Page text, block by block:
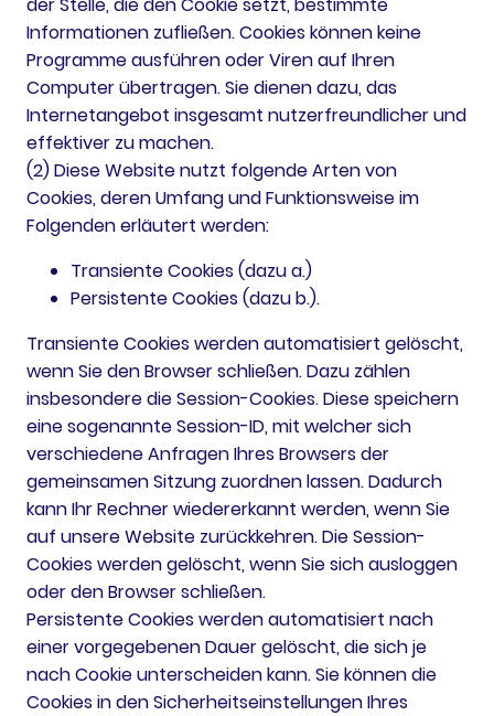
Informationen zufließen. Cookies können keine
Programme ausführen oder Viren auf Ihren
Computer übertragen. Sie dienen dazu, das
Internetangebot insgesamt nutzerfreundlicher und
effektiver zu machen.
(2) Diese Website nutzt folgende Arten von
Cookies, deren Umfang und Funktionsweise im
Folgenden erläutert werden:
Transiente Cookies (dazu a.)
Persistente Cookies (dazu b.).
Transiente Cookies werden automatisiert gelöscht,
wenn Sie den Browser schließen. Dazu zählen
insbesondere die Session-Cookies. Diese speichern
eine sogenannte Session-ID, mit welcher sich
verschiedene Anfragen Ihres Browsers der
gemeinsamen Sitzung zuordnen lassen. Dadurch
kann Ihr Rechner wiedererkannt werden, wenn Sie
auf unsere Website zurückkehren. Die Session-
Cookies werden gelöscht, wenn Sie sich ausloggen
oder den Browser schließen.
Persistente Cookies werden automatisiert nach
einer vorgegebenen Dauer gelöscht, die sich je
nach Cookie unterscheiden kann. Sie können die
Cookies in den Sicherheitseinstellungen Ihres